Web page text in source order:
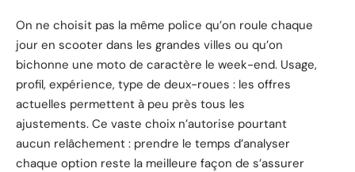
On ne choisit pas la même police qu’on roule chaque
jour en scooter dans les grandes villes ou qu’on
bichonne une moto de caractère le week-end. Usage,
profil, expérience, type de deux-roues : les offres
actuelles permettent à peu près tous les
ajustements. Ce vaste choix n’autorise pourtant
aucun relâchement : prendre le temps d’analyser
chaque option reste la meilleure façon de s’assurer